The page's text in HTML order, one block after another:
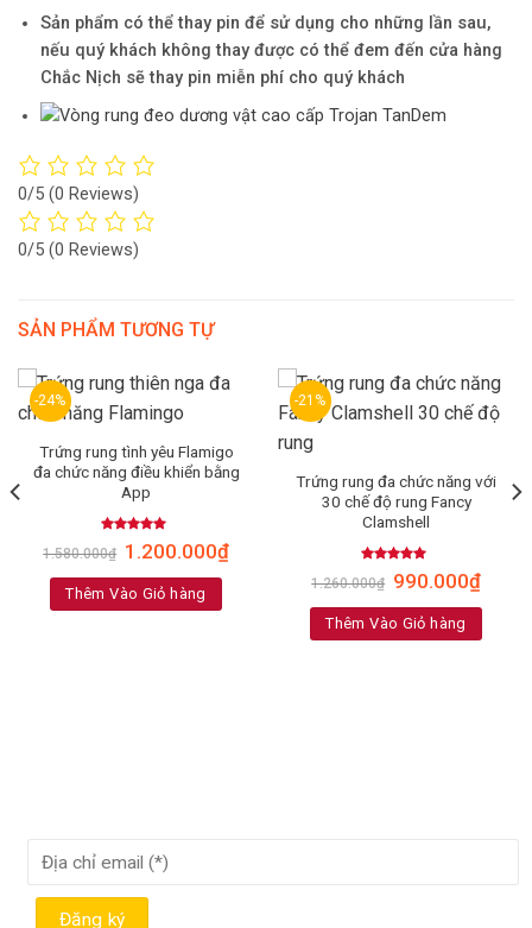
Sản phẩm có thể thay pin để sử dụng cho những lần sau,
nếu quý khách không thay được có thể đem đến cửa hàng
Chắc Nịch sẽ thay pin miễn phí cho quý khách
0/5 (0 Reviews)
0/5 (0 Reviews)
SẢN PHẨM TƯƠNG TỰ
-24%
Trứng rung tình yêu Flamigo
đa chức năng điều khiển bằng
App
Rated
5.00
out of 5
1.580.000₫ 1.200.000₫
Thêm Vào Giỏ hàng
-21%
Trứng rung đa chức năng với
30 chế độ rung Fancy
Clamshell
Rated4.71
out of 5
1.260.000₫ 990.000₫
Thêm Vào Giỏ hàng